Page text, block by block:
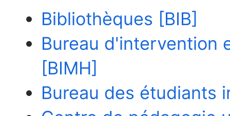
Bibliothèques [BIB]
Bureau d'intervention
[BIMH]
Bureau des étudiants